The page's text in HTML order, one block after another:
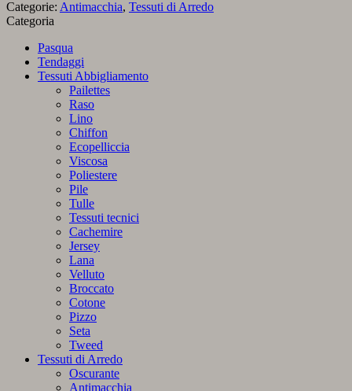
con
stampa
digitale
Fiori
Giardino
Categorie: Antimacchia, Tessuti di Arredo
Categoria
Pasqua
Tendaggi
Tessuti Abbigliamento
Pailettes
Raso
Lino
Chiffon
Ecopelliccia
Viscosa
Poliestere
Pile
Tulle
Tessuti tecnici
Cachemire
Jersey
Lana
Velluto
Broccato
Cotone
Pizzo
Seta
Tweed
Tessuti di Arredo
Oscurante
Antimacchia